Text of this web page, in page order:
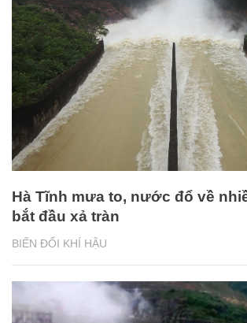
BIẾN ĐỔI KHÍ HẬU
Hà Tĩnh mưa to, nước đổ về
bắt đầu xả tràn